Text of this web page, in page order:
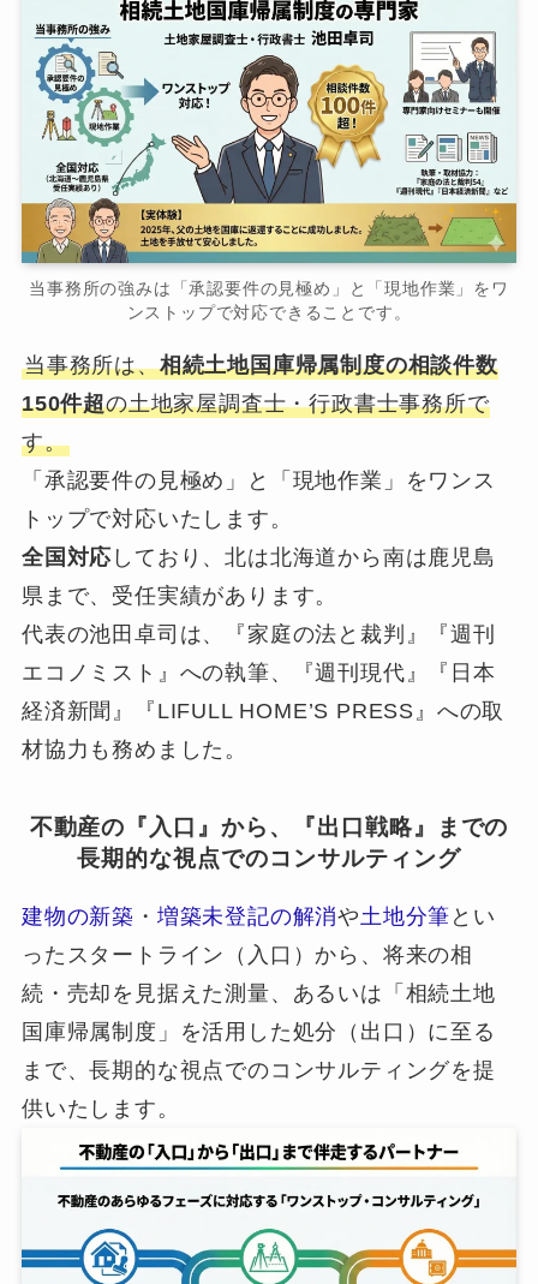
当事務所の強みは「承認要件の見極め」と「現地作業」をワ
ンストップで対応できることです。
当事務所は、相続土地国庫帰属制度の相談件数
150件超の土地家屋調査士・行政書士事務所で
す。
「承認要件の見極め」と「現地作業」をワンス
トップで対応いたします。
全国対応 しており、北は北海道から南は鹿児島
県まで、受任実績があります。
代表の池田卓司は、『家庭の法と裁判』『週刊
エコノミスト』への執筆、『週刊現代』『日本
経済新聞』『LIFULL HOME’S PRESS』への取
材協力も務めました。
不動産の『入口』から、『出口戦略』までの
長期的な視点でのコンサルティング
建物の新築 ・ 増築未登記の解消や 土地分筆 とい
ったスタートライン（入口）から、将来の相
続・売却を見据えた測量、あるいは「相続土地
国庫帰属制度」を活用した処分（出口）に至る
まで、長期的な視点でのコンサルティングを提
供いたします。